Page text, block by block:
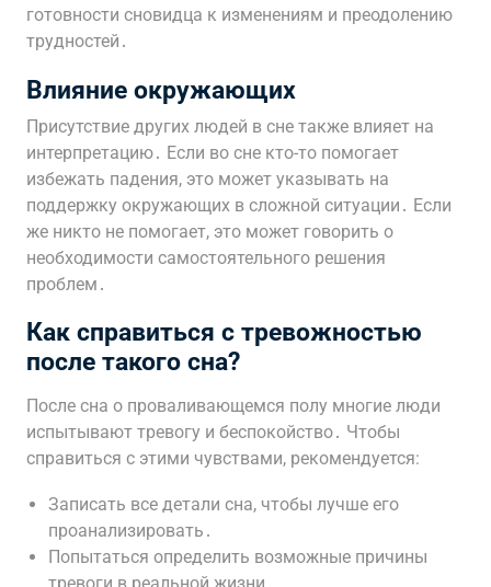
готовности сновидца к изменениям и преодолению
трудностей․
Влияние окружающих
Присутствие других людей в сне также влияет на
интерпретацию․ Если во сне кто-то помогает
избежать падения, это может указывать на
поддержку окружающих в сложной ситуации․ Если
же никто не помогает, это может говорить о
необходимости самостоятельного решения
проблем․
Как справиться с тревожностью
после такого сна?
После сна о проваливающемся полу многие люди
испытывают тревогу и беспокойство․ Чтобы
справиться с этими чувствами, рекомендуется:
Записать все детали сна, чтобы лучше его
проанализировать․
Попытаться определить возможные причины